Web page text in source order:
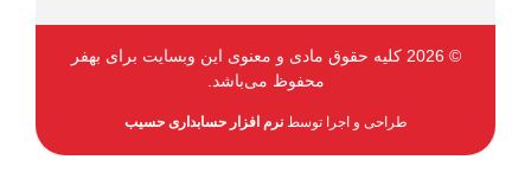
طراحی و اجرا توسطنرم افزار حسابداری حسیب
© 2026 کلیه حقوق مادی و معنوی این وبسایت برای بهفر
محفوظ می‌باشد.